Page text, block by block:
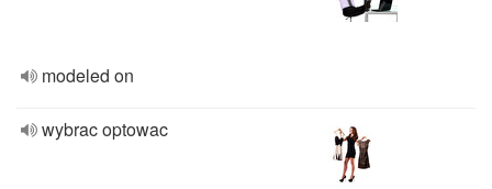
modeled on
wybrac optowac